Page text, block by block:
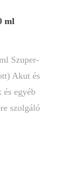
ml
Szuper-
Akut és
és egyéb
szolgáló